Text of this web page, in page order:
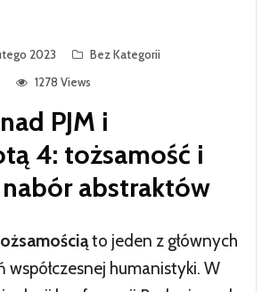
2023
Bez Kategorii
1278 Views
PJM i
4: tożsamość i
abstraktów
to jeden z głównych
współczesnej humanistyki. W